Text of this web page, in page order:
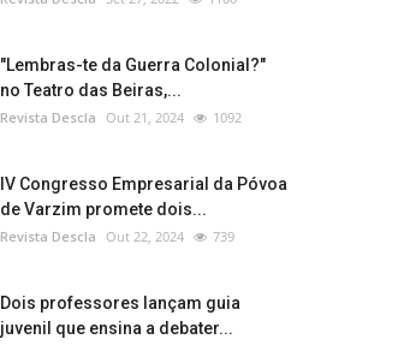
"Lembras-te da Guerra Colonial?"
no Teatro das Beiras,...
Revista Descla Out 21, 2024 1092
IV Congresso Empresarial da Póvoa
de Varzim promete dois...
Revista Descla Out 22, 2024 739
Dois professores lançam guia
juvenil que ensina a debater...